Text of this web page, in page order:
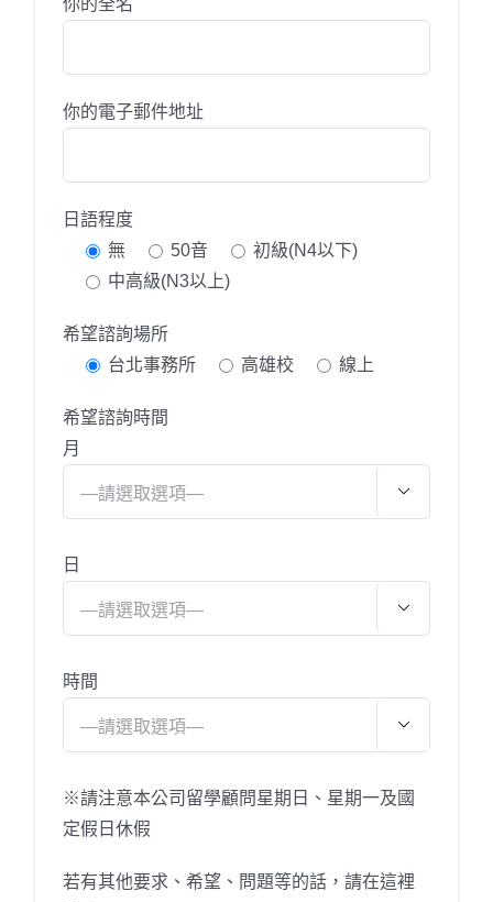
你的全名
你的電子郵件地址
日語程度
無
50音
初級(N4以下)
中高級(N3以上)
希望諮詢場所
台北事務所
高雄校 線上
希望諮詢時間
月

日

時間

※請注意本公司留學顧問星期日、星期一及國
定假日休假
若有其他要求、希望、問題等的話，請在這裡